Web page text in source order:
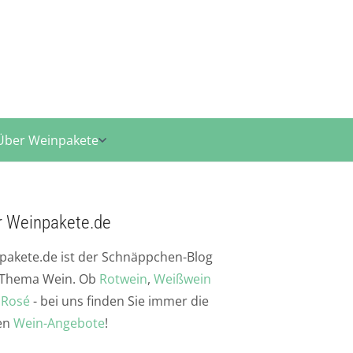
Weinpakete
Weinpakete.de
ist der Schnäppchen-Blog
Wein. Ob Rotwein, Weißwein
Rosé - bei uns finden Sie immer die
Wein-Angebote!